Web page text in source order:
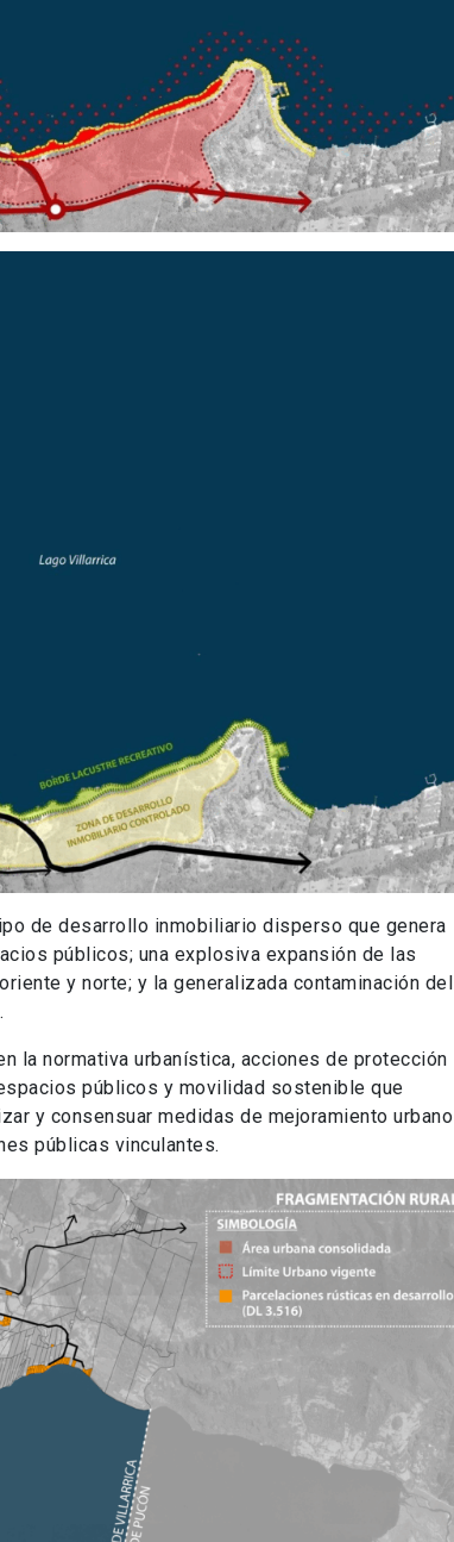
de desarrollo inmobiliario disperso que genera
públicos; una explosiva expansión de las
y norte; y la generalizada contaminación del
la normativa urbanística, acciones de protección
públicos y movilidad sostenible que
y consensuar medidas de mejoramiento urbano
públicas vinculantes.